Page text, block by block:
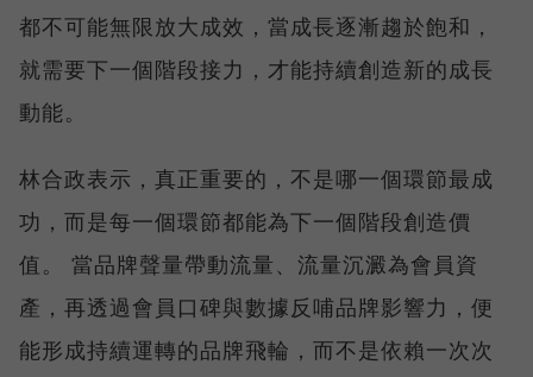
都不可能無限放大成效，當成長逐漸趨於飽和，
就需要下一個階段接力，才能持續創造新的成長
動能。
林合政表示，真正重要的，不是哪一個環節最成
功，而是每一個環節都能為下一個階段創造價
值。 當品牌聲量帶動流量、流量沉澱為會員資
產，再透過會員口碑與數據反哺品牌影響力，便
能形成持續運轉的品牌飛輪，而不是依賴一次次